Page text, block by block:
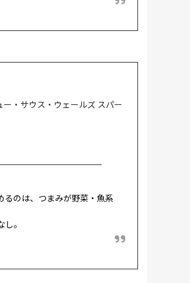
・サウス・ウェールズ スパー
るのは、つまみが野菜・魚系
。